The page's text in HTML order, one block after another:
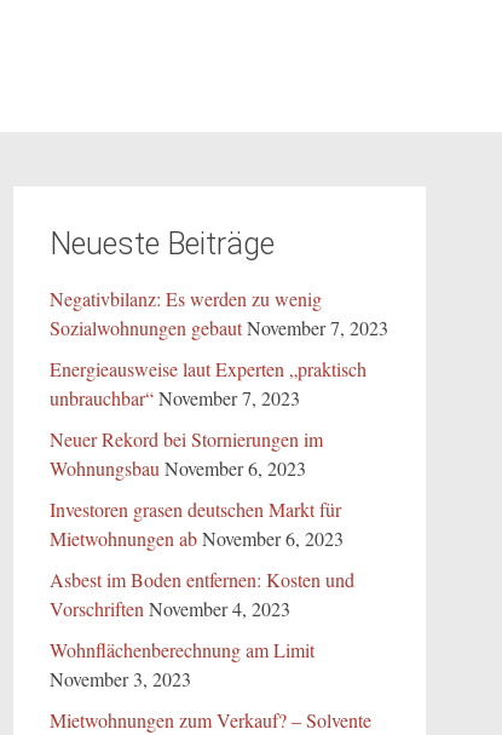
Neueste Beiträge
Negativbilanz: Es werden zu wenig
Sozialwohnungen gebautNovember 7, 2023
Energieausweise laut Experten „praktisch
unbrauchbar“November 7, 2023
Neuer Rekord bei Stornierungen im
Wohnungsbau November 6, 2023
Investoren grasen deutschen Markt für
Mietwohnungen abNovember 6, 2023
Asbest im Boden entfernen: Kosten und
Vorschriften November 4, 2023
Wohnflächenberechnung am Limit
November 3, 2023
Mietwohnungen zum Verkauf? – Solvente